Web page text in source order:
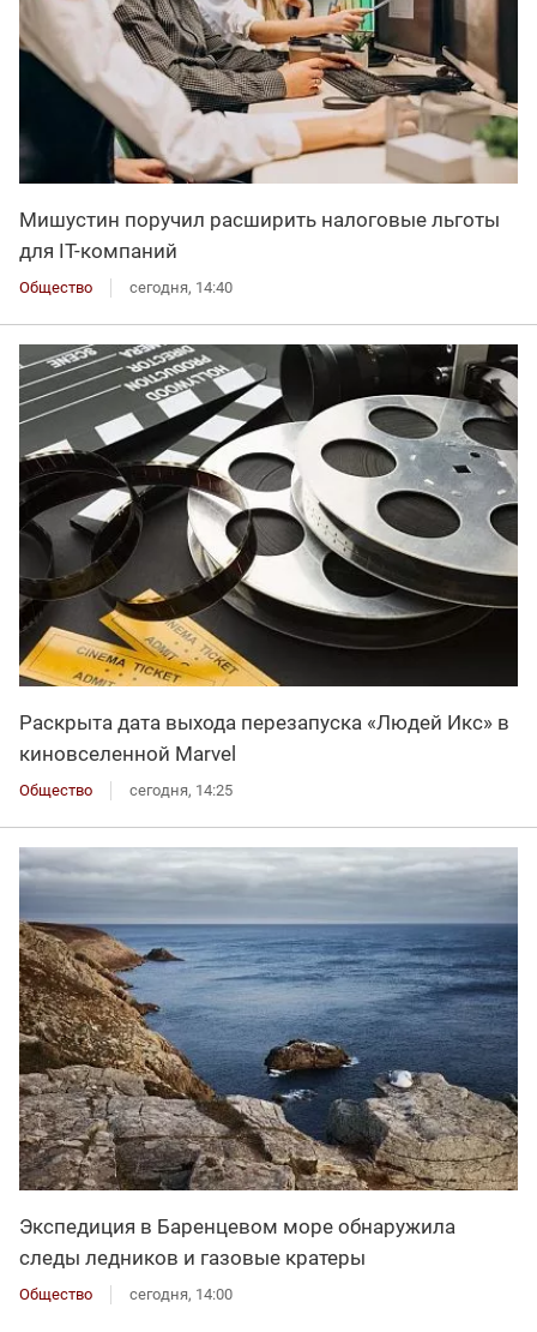
Мишустин поручил расширить налоговые льготы
для IT-компаний
Общество сегодня, 14:40
Раскрыта дата выхода перезапуска «Людей Икс» в
киновселенной Marvel
Общество сегодня, 14:25
Экспедиция в Баренцевом море обнаружила
следы ледников и газовые кратеры
Общество сегодня, 14:00